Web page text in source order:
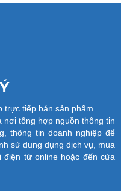
tiếp bán sản phẩm.
nơi tổng hợp nguồn thông tin
thông tin doanh nghiệp để
sử dung dụng dịch vụ, mua
tử online hoặc đến cửa